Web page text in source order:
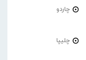
چاردو
چلیپا